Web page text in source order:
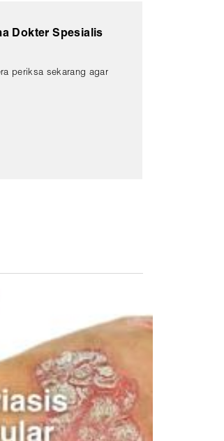
Dokter Spesialis
periksa sekarang agar